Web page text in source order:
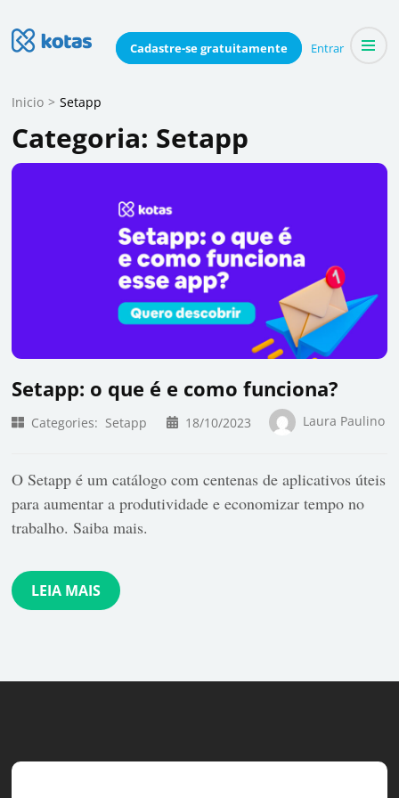
Cadastre-segratuitamente Entrar
to
(Press
Blog do Kotas
Dicas e conteúdo relevante para economizar coletivamente
Inicio > Setapp
Categoria: Setapp
Setapp: o que é e como funciona?
Categories: Setapp 18/10/2023 Laura Paulino
O Setapp é um catálogo com centenas de aplicativos úteis
para aumentar a produtividade e economizar tempo no
trabalho. Saiba mais.
LEIA MAIS